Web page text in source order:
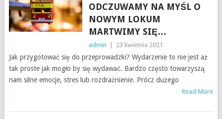
ODCZUWAMY NA MYŚL O
NOWYM LOKUM
MARTWIMY SIĘ…
admin 23 kwietnia 2021
Jak przygotować się do przeprowadzki? Wydarzenie to nie jest aż
tak proste jak mogło by się wydawać. Bardzo często towarzyszą
nam silne emocje, stres lub rozdrażnienie. Prócz dużego
Read More